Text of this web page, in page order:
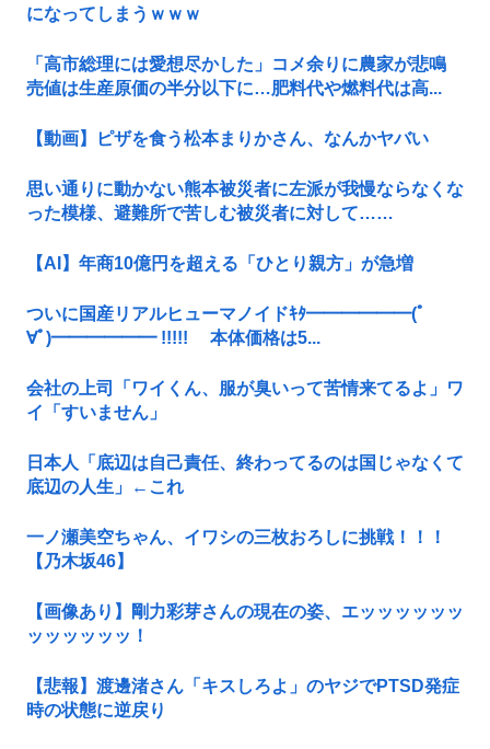
になってしまうｗｗｗ
「高市総理には愛想尽かした」コメ余りに農家が悲鳴
売値は生産原価の半分以下に…肥料代や燃料代は高...
【動画】ピザを食う松本まりかさん、なんかヤバい
思い通りに動かない熊本被災者に左派が我慢ならなくな
った模様、避難所で苦しむ被災者に対して……
【AI】年商10億円を超える「ひとり親方」が急増
ついに国産リアルヒューマノイドｷﾀ━━━━━━(ﾟ
∀ﾟ)━━━━━━ !!!!! 本体価格は5...
会社の上司「ワイくん、服が臭いって苦情来てるよ」ワ
イ「すいません」
日本人「底辺は自己責任、終わってるのは国じゃなくて
底辺の人生」←これ
一ノ瀬美空ちゃん、イワシの三枚おろしに挑戦！！！
【乃木坂46】
【画像あり】剛力彩芽さんの現在の姿、エッッッッッッ
ッッッッッッ！
【悲報】渡邊渚さん「キスしろよ」のヤジでPTSD発症
時の状態に逆戻り